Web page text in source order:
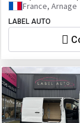
France, Arnage
LABEL AUTO